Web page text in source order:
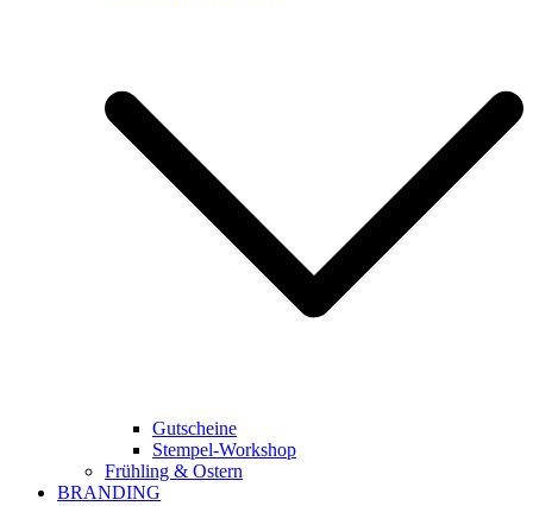
Gutscheine
Stempel-Workshop
Frühling & Ostern
BRANDING